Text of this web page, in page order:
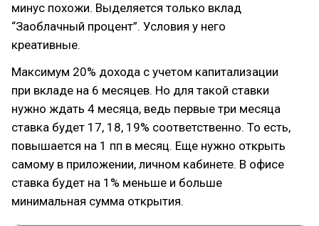
минус похожи. Выделяется только вклад
“Заоблачный процент”. Условия у него
креативные.
Максимум 20% дохода с учетом капитализации
при вкладе на 6 месяцев. Но для такой ставки
нужно ждать 4 месяца, ведь первые три месяца
ставка будет 17, 18, 19% соответственно. То есть,
повышается на 1 пп в месяц. Еще нужно открыть
самому в приложении, личном кабинете. В офисе
ставка будет на 1% меньше и больше
минимальная сумма открытия.